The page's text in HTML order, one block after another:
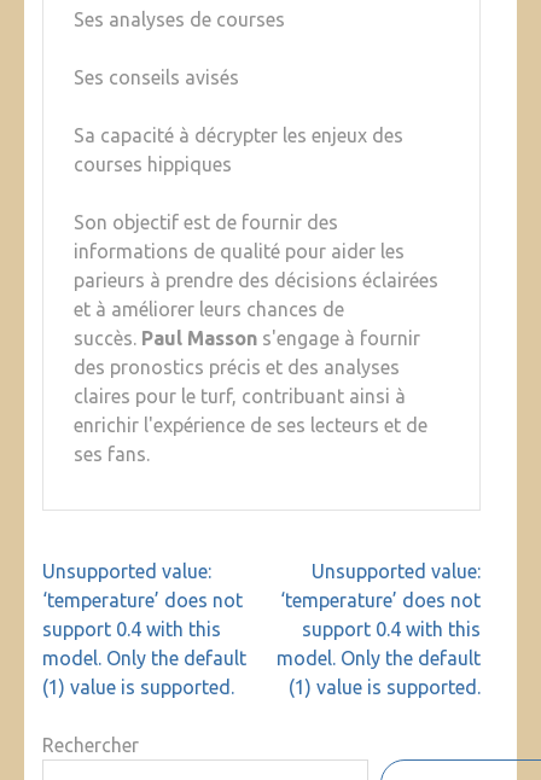
Ses analyses de courses
Ses conseils avisés
Sa capacité à décrypter les enjeux des
courses hippiques
Son objectif est de fournir des
informations de qualité pour aider les
parieurs à prendre des décisions éclairées
et à améliorer leurs chances de
succès. Paul Masson s'engage à fournir
des pronostics précis et des analyses
claires pour le turf, contribuant ainsi à
enrichir l'expérience de ses lecteurs et de
ses fans.
Navigation
de
l’article
Unsupported value:
‘temperature’ does not
support 0.4 with this
model. Only the default
(1) value is supported.
Unsupported value:
‘temperature’ does not
support 0.4 with this
model. Only the default
(1) value is supported.
Rechercher